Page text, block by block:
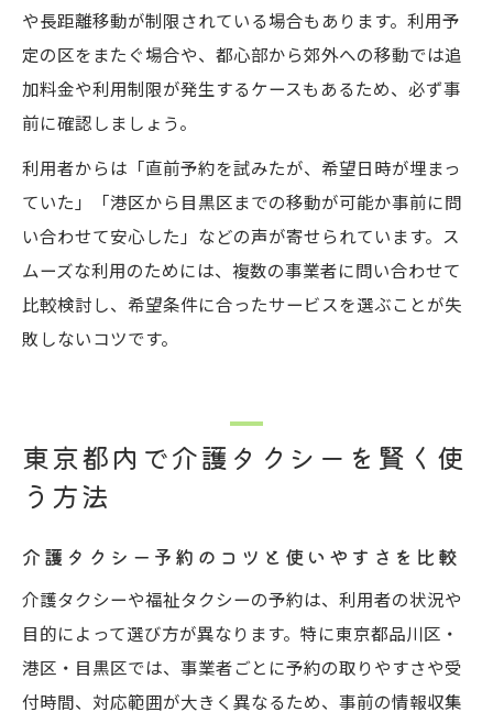
や長距離移動が制限されている場合もあります。利用予
定の区をまたぐ場合や、都心部から郊外への移動では追
加料金や利用制限が発生するケースもあるため、必ず事
前に確認しましょう。
利用者からは「直前予約を試みたが、希望日時が埋まっ
ていた」「港区から目黒区までの移動が可能か事前に問
い合わせて安心した」などの声が寄せられています。ス
ムーズな利用のためには、複数の事業者に問い合わせて
比較検討し、希望条件に合ったサービスを選ぶことが失
敗しないコツです。
東京都内で介護タクシーを賢く使
う方法
介護タクシー予約のコツと使いやすさを比較
介護タクシーや福祉タクシーの予約は、利用者の状況や
目的によって選び方が異なります。特に東京都品川区・
港区・目黒区では、事業者ごとに予約の取りやすさや受
付時間、対応範囲が大きく異なるため、事前の情報収集